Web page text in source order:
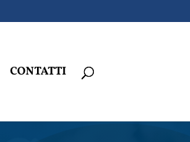
CONTATTI